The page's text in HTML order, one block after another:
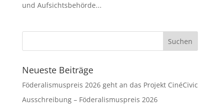
und Aufsichtsbehörde...
Neueste Beiträge
Föderalismuspreis 2026 geht an das Projekt CinéCivic
Ausschreibung – Föderalismuspreis 2026